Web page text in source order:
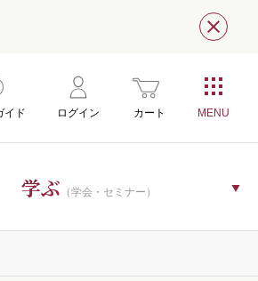
閉じ
イド ログイン カート
学ぶ （学会・セミナー）